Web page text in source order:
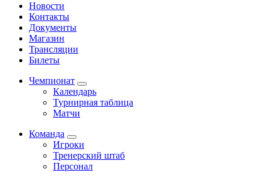
Новости
Контакты
Документы
Магазин
Трансляции
Билеты
Чемпионат
Календарь
Турнирная таблица
Матчи
Команда
Игроки
Тренерский штаб
Персонал